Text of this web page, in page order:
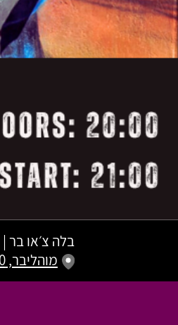
בלה צ׳או בר |
מוהליבר, 10, ראשון לציון